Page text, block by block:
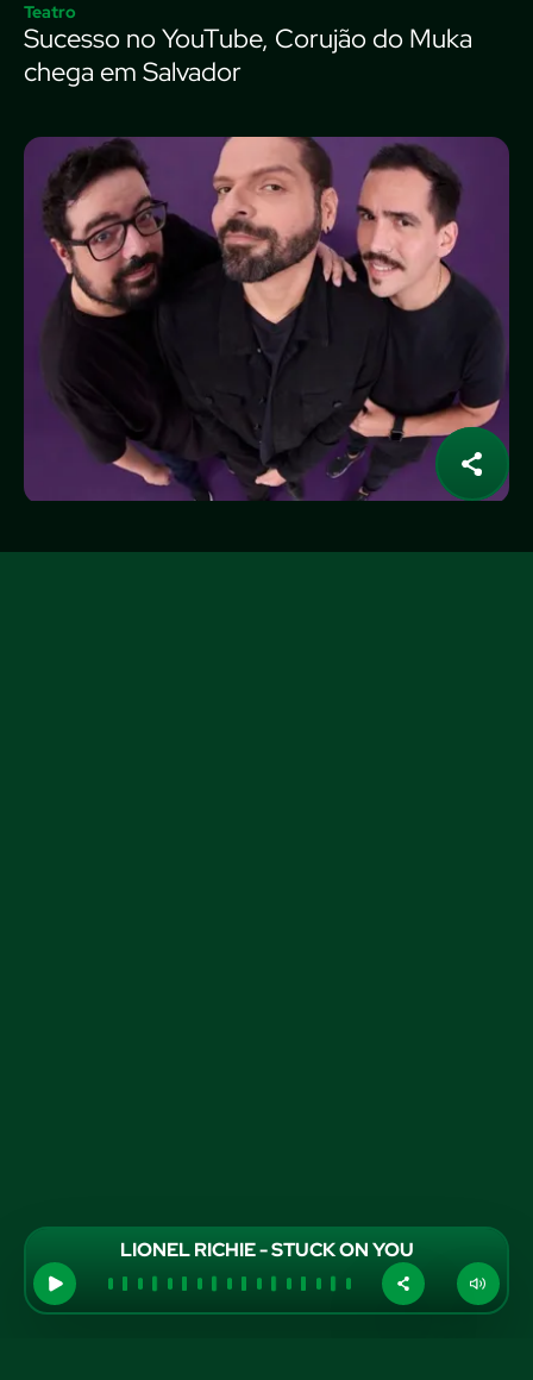
LIONEL RICHIE - STUCK ON YOU
Teatro
Sucesso no YouTube, Corujão do Muka
chega em Salvador